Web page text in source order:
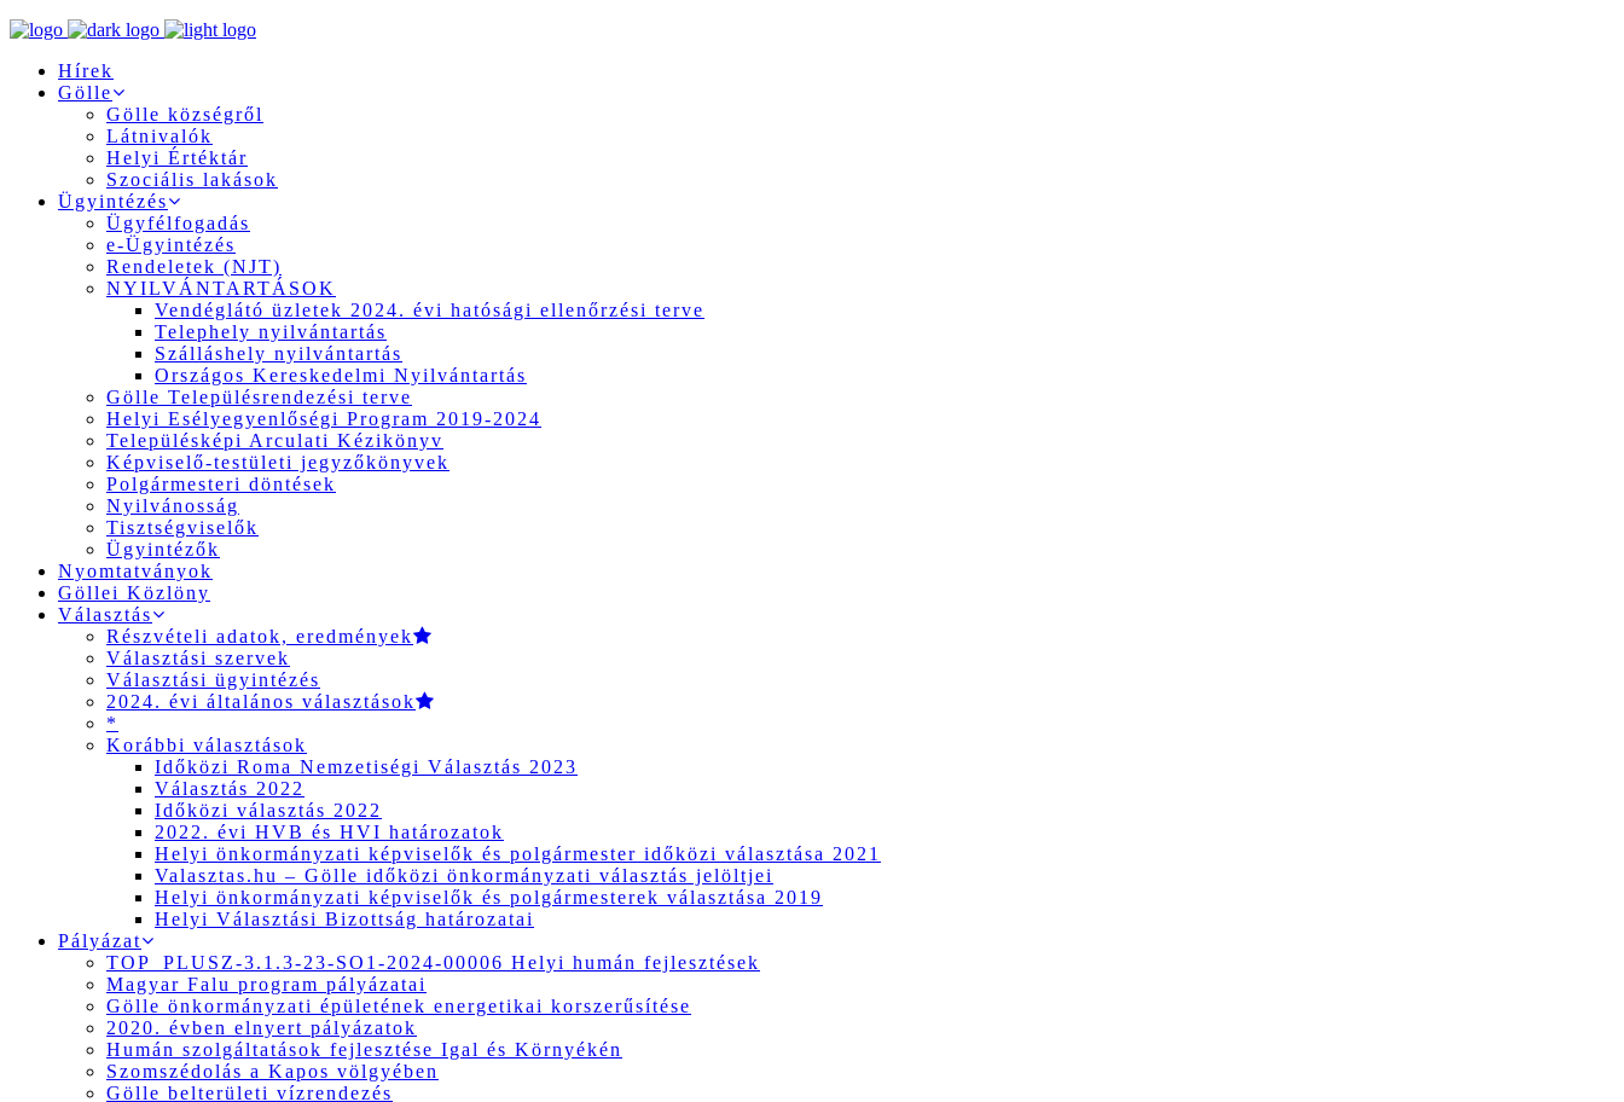
Hírek
Gölle
Gölle községről
Látnivalók
Helyi Értéktár
Szociális lakások
Ügyintézés
Ügyfélfogadás
e-Ügyintézés
Rendeletek (NJT)
NYILVÁNTARTÁSOK
Vendéglátó üzletek 2024. évi hatósági ellenőrzési terve
Telephely nyilvántartás
Szálláshely nyilvántartás
Országos Kereskedelmi Nyilvántartás
Gölle Településrendezési terve
Helyi Esélyegyenlőségi Program 2019-2024
Településképi Arculati Kézikönyv
Képviselő-testületi jegyzőkönyvek
Polgármesteri döntések
Nyilvánosság
Tisztségviselők
Ügyintézők
Nyomtatványok
Göllei Közlöny
Választás
Részvételi adatok, eredmények
Választási szervek
Választási ügyintézés
2024. évi általános választások
*
Korábbi választások
Időközi Roma Nemzetiségi Választás 2023
Választás 2022
Időközi választás 2022
2022. évi HVB és HVI határozatok
Helyi önkormányzati képviselők és polgármester időközi választása 2021
Valasztas.hu – Gölle időközi önkormányzati választás jelöltjei
Helyi önkormányzati képviselők és polgármesterek választása 2019
Helyi Választási Bizottság határozatai
Pályázat
TOP_PLUSZ-3.1.3-23-SO1-2024-00006 Helyi humán fejlesztések
Magyar Falu program pályázatai
Gölle önkormányzati épületének energetikai korszerűsítése
2020. évben elnyert pályázatok
Humán szolgáltatások fejlesztése Igal és Környékén
Szomszédolás a Kapos völgyében
Gölle belterületi vízrendezés